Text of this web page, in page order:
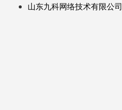
山东九科网络技术有限公司